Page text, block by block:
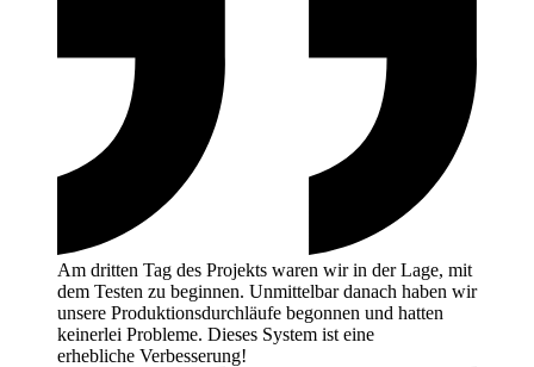
Am dritten Tag des Projekts waren wir in der Lage, mit
dem Testen zu beginnen. Unmittelbar danach haben wir
unsere Produktionsdurchläufe begonnen und hatten
keinerlei Probleme. Dieses System ist eine
erhebliche Verbesserung!